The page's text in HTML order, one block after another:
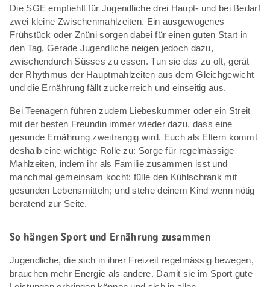
Die SGE empfiehlt für Jugendliche drei Haupt- und bei Bedarf
zwei kleine Zwischenmahlzeiten. Ein ausgewogenes
Frühstück oder Znüni sorgen dabei für einen guten Start in
den Tag. Gerade Jugendliche neigen jedoch dazu,
zwischendurch Süsses zu essen. Tun sie das zu oft, gerät
der Rhythmus der Hauptmahlzeiten aus dem Gleichgewicht
und die Ernährung fällt zuckerreich und einseitig aus.
Bei Teenagern führen zudem Liebeskummer oder ein Streit
mit der besten Freundin immer wieder dazu, dass eine
gesunde Ernährung zweitrangig wird. Euch als Eltern kommt
deshalb eine wichtige Rolle zu: Sorge für regelmässige
Mahlzeiten, indem ihr als Familie zusammen isst und
manchmal gemeinsam kocht; fülle den Kühlschrank mit
gesunden Lebensmitteln; und stehe deinem Kind wenn nötig
beratend zur Seite.
So hängen Sport und Ernährung zusammen
Jugendliche, die sich in ihrer Freizeit regelmässig bewegen,
brauchen mehr Energie als andere. Damit sie im Sport gute